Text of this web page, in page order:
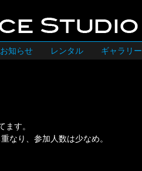
お知らせ レンタル ギャラリー
す。
なり、参加人数は少なめ。